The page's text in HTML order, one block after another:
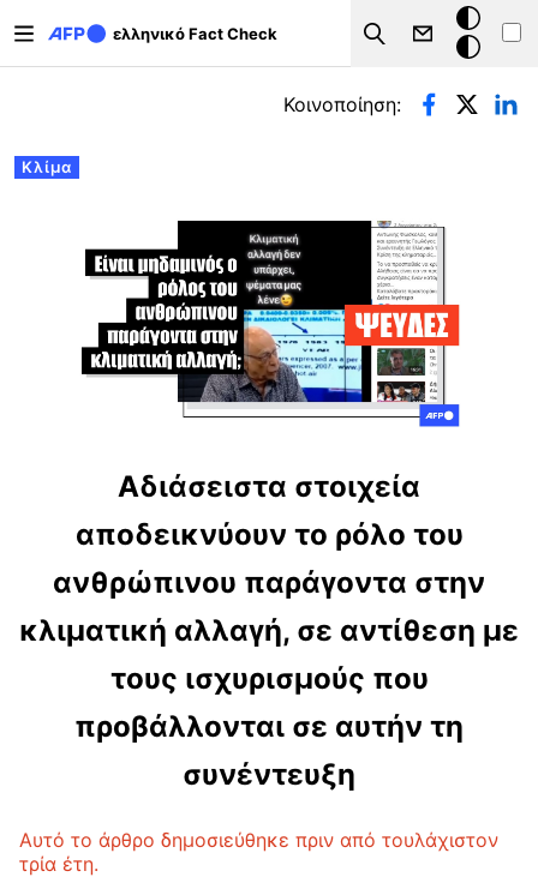
ελληνικό Fact Check
Search
Σκοτεινή
Πρωτεύουσες καρτέλες
Κλίμα
Κοινοποίηση:
Αδιάσειστα στοιχεία
αποδεικνύουν το ρόλο του
ανθρώπινου παράγοντα στην
κλιματική αλλαγή, σε αντίθεση με
τους ισχυρισμούς που
προβάλλονται σε αυτήν τη
συνέντευξη
Αυτό το άρθρο δημοσιεύθηκε πριν από τουλάχιστον
τρία έτη.